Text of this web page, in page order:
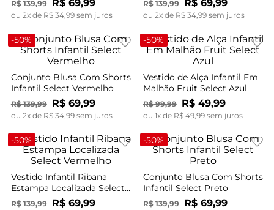
R$ 139,99 R$ 69,99
ou 2x de R$ 34,99sem juros
R$ 139,99 R$ 69,99
ou 2x de R$ 34,99sem juros
-50%
Conjunto Blusa Com Shorts
Infantil Select Vermelho
R$ 139,99 R$ 69,99
ou 2x de R$ 34, 99sem juros
-50%
Vestido de Alça Infantil Em
Malhão Fruit Select Azul
R$ 99,99 R$ 49,99
ou 1x de R$ 49, 99sem juros
-50%
Vestido Infantil Ribana
Estampa Localizada Select
Vermelho
R$ 139,99 R$ 69,99
-50%
Conjunto Blusa Com Shorts
Infantil Select Preto
R$ 139,99 R$ 69,99